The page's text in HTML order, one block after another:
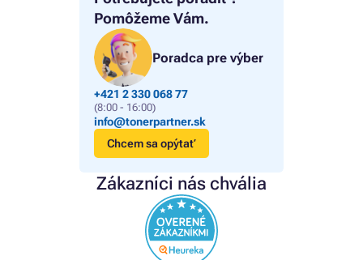
Pomôžeme Vám.
Poradca pre výber
+421 2 330 068 77
(8:00 - 16:00)
info@tonerpartner.sk
Chcem sa opýtať
Zákazníci nás chvália